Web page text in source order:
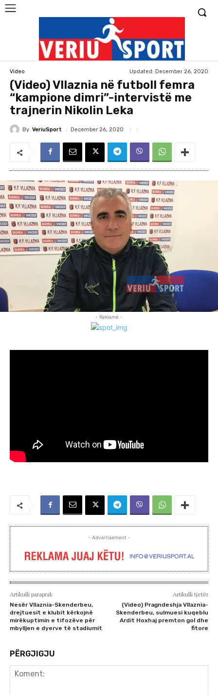
Video Updated: December 26, 2020
(Video) Vllaznia në futboll femra
“kampione dimri”-intervistë me
trajnerin Nikolin Leka
By VeriuSport December 26, 2020
- Reklamë -
- Advertisement -
Artikulli paraprak
Nesër Vllaznia-Skenderbeu,
drejtuesit e klubit kërkojnë
mirëkuptimin e tifozëve për
mbylljen e dyerve të stadiumit
Artikulli tjetër
(Video) Pragndeshja Vllaznia-
Skenderbeu, sulmuesi kuqeblu
Ardit Hoxhaj premton gol dhe
fitore
PËRGJIGJU